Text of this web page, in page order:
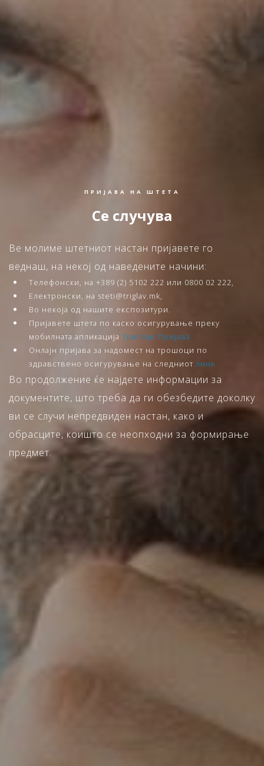
ПРИЈАВА НА ШТЕТА
Се случува
Ве молиме штетниот настан пријавете го
веднаш, на некој од наведените начини:
Телефонски, на +389 (2) 5102 222 или 0800 02 222,
Електронски, на steti@triglav.mk,
Во некоја од нашите експозитури.
Пријавете штета по каско осигурување преку
мобилната апликација Триглав Пријава
Онлајн пријава за надомест на трошоци по
здравствено осигурување на следниот линк
Во продолжение ќе најдете информации за
документите, што треба да ги обезбедите доколку
ви се случи непредвиден настан, како и
обрасците, коишто се неопходни за формирање
предмет.